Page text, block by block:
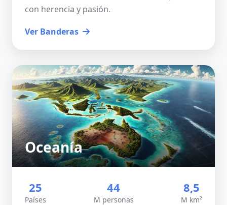
con herencia y pasión.
Ver Banderas
Oceanía
25
Países
44
M personas
8,5
M km²